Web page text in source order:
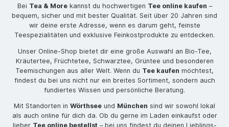
Bei Tea & Morekannst du hochwertigen Tee online kaufen –
bequem, sicher und mit bester Qualität. Seit über 20 Jahren sind
wir deine erste Adresse, wenn es darum geht, feinste
Teespezialitäten und exklusive Feinkostprodukte zu entdecken.
Unser Online-Shop bietet dir eine große Auswahl an Bio-Tee,
Kräutertee, Früchtetee, Schwarztee, Grüntee und besonderen
Teemischungen aus aller Welt. Wenn du Tee kaufen möchtest,
findest du bei uns nicht nur ein breites Sortiment, sondern auch
fundiertes Wissen und persönliche Beratung.
Mit Standorten in Wörthsee und München sind wir sowohl lokal
als auch online für dich da. Ob du gerne im Laden einkaufst oder
lieber Tee online bestellst– bei uns findest du deinen Lieblings-